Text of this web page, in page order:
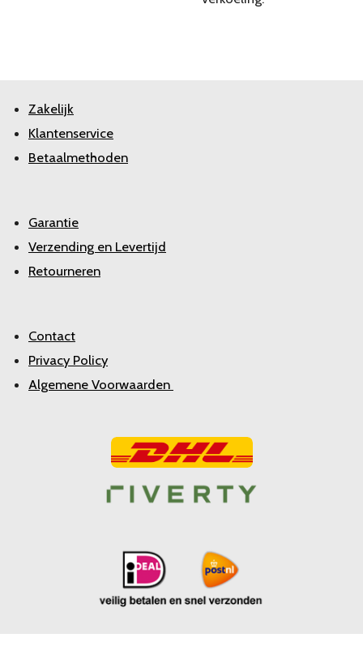
Zakelijk
Klantenservice
Betaalmethoden
Garantie
Verzending en Levertijd
Retourneren
Contact
Privacy Policy
Algemene Voorwaarden